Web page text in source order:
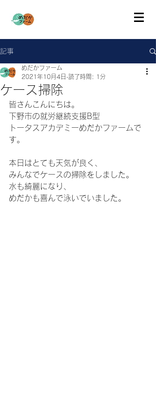
記事
ケース掃除
めだかファーム
2021年10月4日 読了時間: 1分
皆さんこんにちは。
下野市の就労継続支援B型
トータスアカデミーめだかファームで
す。
本日はとても天気が良く、
みんなでケースの掃除をしました。
水も綺麗になり、
めだかも喜んで泳いでいました。